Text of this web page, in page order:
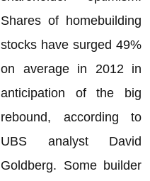
Shares of homebuilding
stocks have surged 49%
on average in 2012 in
anticipation of the big
rebound, according to
UBS analyst David
Goldberg. Some builder